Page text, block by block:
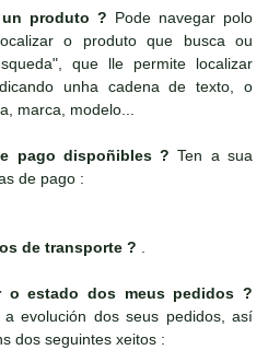
produto ? Pode navegar polo
o produto que busca ou
que lle permite localizar
unha cadena de texto, o
marca, modelo...
pago dispoñibles ? Ten a sua
de pago :
de transporte ? .
o estado dos meus pedidos ?
evolución dos seus pedidos, así
dos seguintes xeitos :